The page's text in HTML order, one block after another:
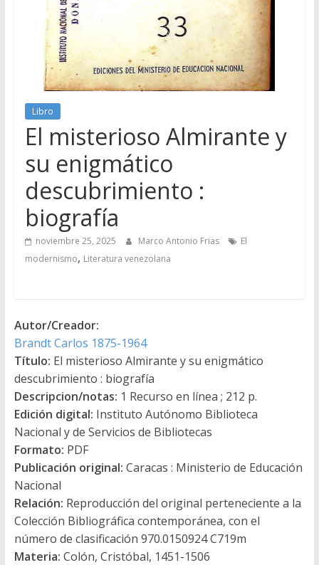
Libro
El misterioso Almirante y
su enigmático
descubrimiento :
biografía
noviembre 25, 2025 Marco Antonio Frias
El
modernismo, Literatura venezolana
Autor/Creador:
Brandt Carlos 1875-1964
Título: El misterioso Almirante y su enigmático
descubrimiento : biografía
Descripcion/notas: 1 Recurso en línea ; 212 p.
Edición digital: Instituto Autónomo Biblioteca
Nacional y de Servicios de Bibliotecas
Formato: PDF
Publicación original: Caracas : Ministerio de Educación
Nacional
Relación: Reproducción del original perteneciente a la
Colección Bibliográfica contemporánea, con el
número de clasificación 970.0150924 C719m
Materia: Colón, Cristóbal, 1451-1506